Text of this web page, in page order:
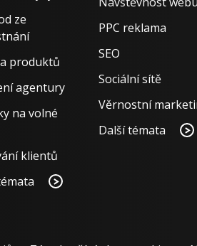
ze
produktů
agentury
na volné
klientů
PPC reklama
SEO
Sociální sítě
Věrnostní
Další témata